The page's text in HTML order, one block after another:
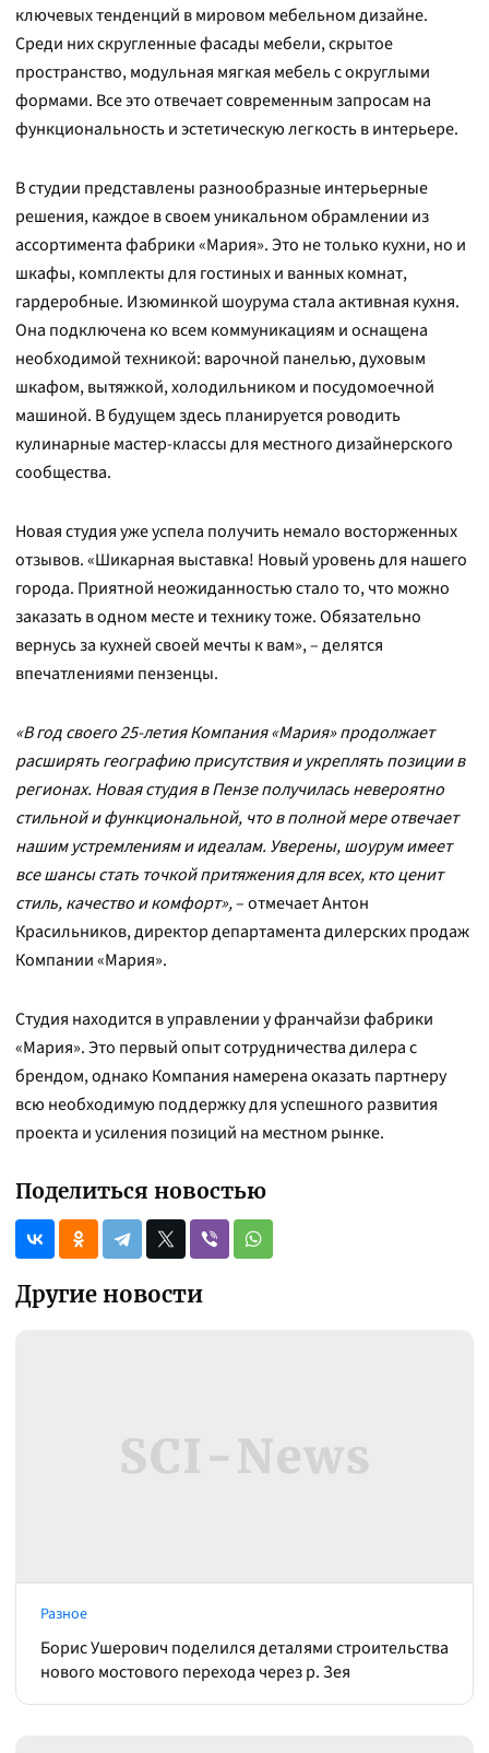
ключевых тенденций в мировом мебельном дизайне.
Среди них скругленные фасады мебели, скрытое
пространство, модульная мягкая мебель с округлыми
формами. Все это отвечает современным запросам на
функциональность и эстетическую легкость в интерьере.
В студии представлены разнообразные интерьерные
решения, каждое в своем уникальном обрамлении из
ассортимента фабрики «Мария». Это не только кухни, но и
шкафы, комплекты для гостиных и ванных комнат,
гардеробные. Изюминкой шоурума стала активная кухня.
Она подключена ко всем коммуникациям и оснащена
необходимой техникой: варочной панелью, духовым
шкафом, вытяжкой, холодильником и посудомоечной
машиной. В будущем здесь планируется роводить
кулинарные мастер-классы для местного дизайнерского
сообщества.
Новая студия уже успела получить немало восторженных
отзывов. «Шикарная выставка! Новый уровень для нашего
города. Приятной неожиданностью стало то, что можно
заказать в одном месте и технику тоже. Обязательно
вернусь за кухней своей мечты к вам», – делятся
впечатлениями пензенцы.
«В год своего 25-летия Компания «Мария» продолжает
расширять географию присутствия и укреплять позиции в
регионах. Новая студия в Пензе получилась невероятно
стильной и функциональной, что в полной мере отвечает
нашим устремлениям и идеалам. Уверены, шоурум имеет
все шансы стать точкой притяжения для всех, кто ценит
стиль, качество и комфорт»,– отмечает Антон
Красильников, директор департамента дилерских продаж
Компании «Мария».
Студия находится в управлении у франчайзи фабрики
«Мария». Это первый опыт сотрудничества дилера с
брендом, однако Компания намерена оказать партнеру
всю необходимую поддержку для успешного развития
проекта и усиления позиций на местном рынке.
Поделиться новостью
Другие новости
Разное
Борис Ушерович поделился деталями строительства
нового мостового перехода через р. Зея